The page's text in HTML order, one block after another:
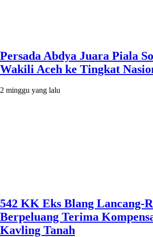
Persada Abdya Juara Piala
Wakili Aceh ke Tingkat
2 minggu yang lalu
542 KK Eks Blang Lancang-
Berpeluang Terima
Kavling Tanah